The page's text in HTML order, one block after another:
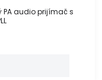
PA audio prijímač s